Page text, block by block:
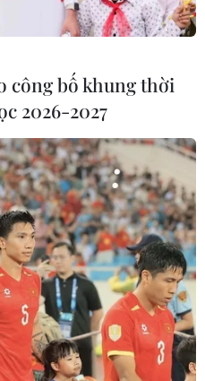
tử xuyên biên giới:
bằng
công bố khung thời
2026-2027